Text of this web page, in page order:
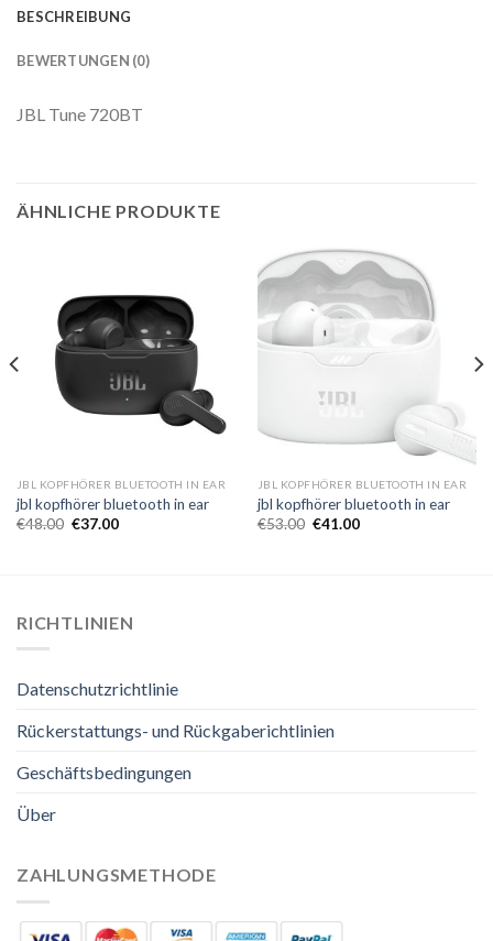
BESCHREIBUNG
BEWERTUNGEN (0)
JBL Tune 720BT
ÄHNLICHE PRODUKTE
JBL KOPFHÖRER BLUETOOTH IN EAR
jbl kopfhörer bluetooth in ear
€48.00 €37.00
JBL KOPFHÖRER BLUETOOTH IN EAR
jbl kopfhörer bluetooth in ear
€53.00 €41.00
RICHTLINIEN
Datenschutzrichtlinie
Rückerstattungs- und Rückgaberichtlinien
Geschäftsbedingungen
Über
ZAHLUNGSMETHODE